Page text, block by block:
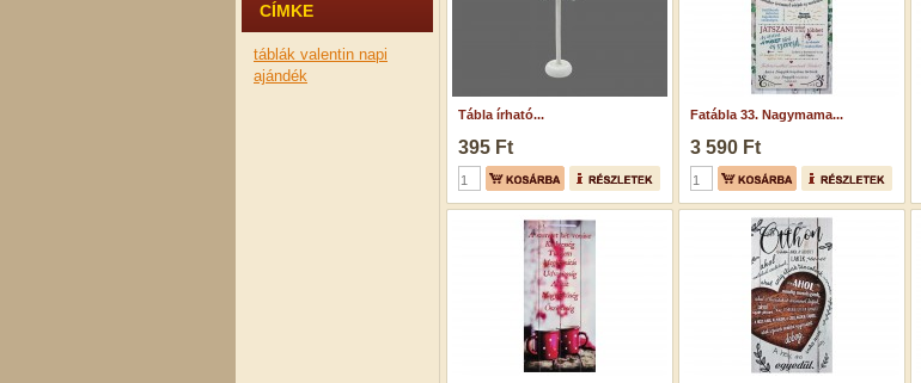
CÍMKE
táblák valentin napi
ajándék
Tábla írható...
395 Ft
Fatábla 33. Nagymama...
3 590 Ft